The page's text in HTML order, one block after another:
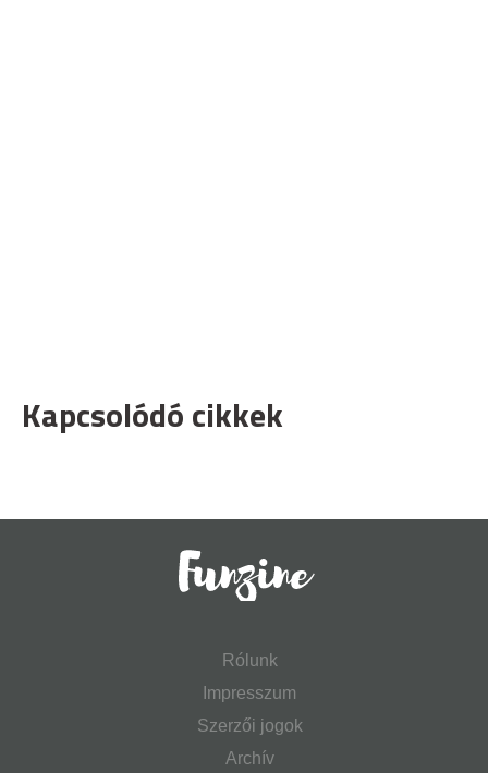
Kapcsolódó cikkek
Rólunk
Impresszum
Szerzői jogok
Archív